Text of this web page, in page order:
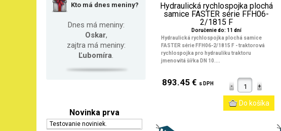
Kto má dnes meniny?
Dnes má meniny:
Oskar,
zajtra má meniny:
Ľubomíra.
Novinka prva
Testovanie noviniek.
Hydraulická rychlospojka plochá
samice FASTER série FFH06-
2/1815 F
Doručenie do: 11 dní
Hydraulická rychlospojka plochá samice
FASTER série FFH06-2/1815 F - traktorová
rychlospojka pro hydrauliku traktoru
jmenovitá šířka DN 10....
893.45 € s DPH